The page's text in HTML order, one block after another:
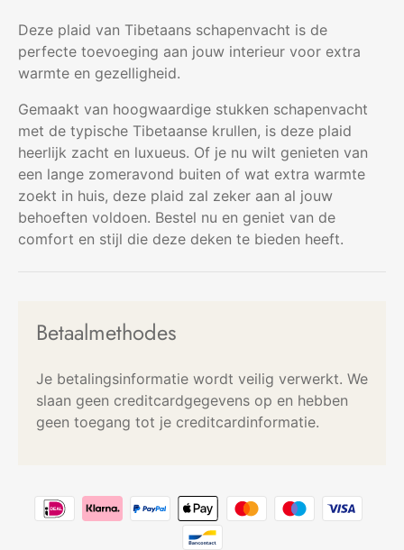
Deze plaid van Tibetaans schapenvacht is de
perfecte toevoeging aan jouw interieur voor extra
warmte en gezelligheid.
Gemaakt van hoogwaardige stukken schapenvacht
met de typische Tibetaanse krullen, is deze plaid
heerlijk zacht en luxueus. Of je nu wilt genieten van
een lange zomeravond buiten of wat extra warmte
zoekt in huis, deze plaid zal zeker aan al jouw
behoeften voldoen. Bestel nu en geniet van de
comfort en stijl die deze deken te bieden heeft.
Betaalmethodes
Je betalingsinformatie wordt veilig verwerkt. We
slaan geen creditcardgegevens op en hebben
geen toegang tot je creditcardinformatie.